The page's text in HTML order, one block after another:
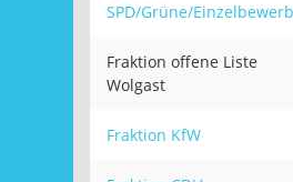
SPD/Grüne/
Fraktion offene Liste
Wolgast
Fraktion KfW